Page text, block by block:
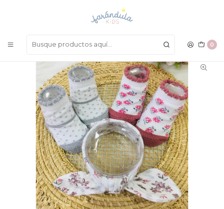
0
LAS MEJORES PRENDAS A UN SOLO CLICK